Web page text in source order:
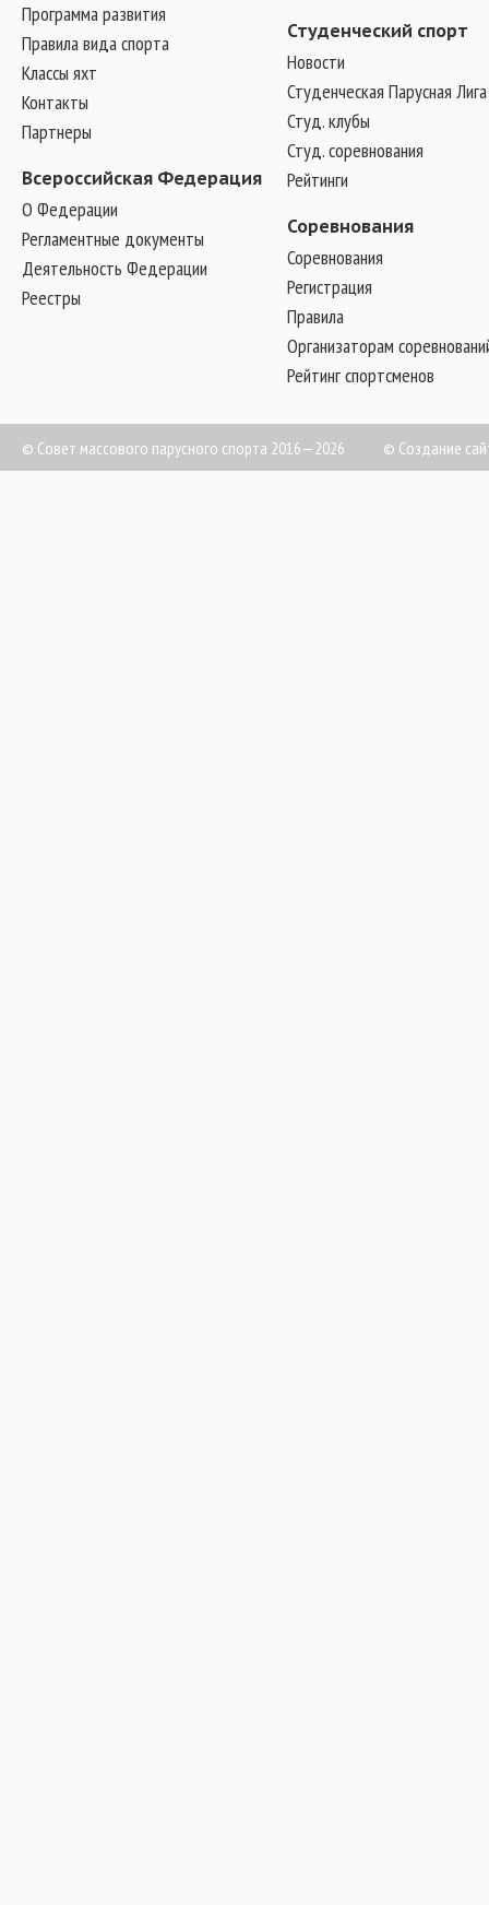
Программа развития
Правила вида спорта
Классы яхт
Контакты
Партнеры
Всероссийская Федерация
О Федерации
Регламентные документы
Деятельность Федерации
Реестры
Студенческий спорт
Новости
Студенческая Парусная Лига
Студ. клубы
Студ. соревнования
Рейтинги
Соревнования
Соревнования
Регистрация
Правила
Организаторам
Рейтинг спортсменов
© Совет массового парусного спорта 2016—2026 © Создание